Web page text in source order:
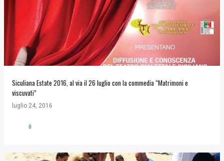
Siculiana Estate 2016, al via il 26 luglio con la commedia “Matrimoni e
viscuvati”
luglio 24, 2016
0